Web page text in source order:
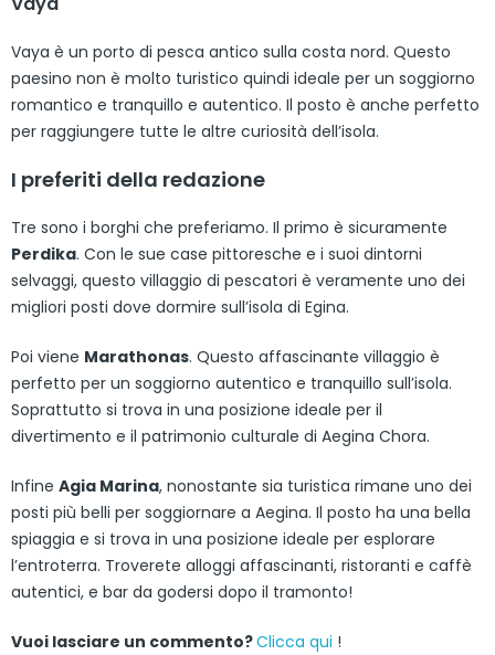
Vaya è un porto di pesca antico sulla costa nord. Questo
paesino non è molto turistico quindi ideale per un soggiorno
romantico e tranquillo e autentico. Il posto è anche perfetto
per raggiungere tutte le altre curiosità dell’isola.
I preferiti della redazione
Tre sono i borghi che preferiamo. Il primo è sicuramente
Perdika. Con le sue case pittoresche e i suoi dintorni
selvaggi, questo villaggio di pescatori è veramente uno dei
migliori posti dove dormire sull’isola di Egina.
Poi viene Marathonas. Questo affascinante villaggio è
perfetto per un soggiorno autentico e tranquillo sull’isola.
Soprattutto si trova in una posizione ideale per il
divertimento e il patrimonio culturale di Aegina Chora.
Infine Agia Marina, nonostante sia turistica rimane uno dei
posti più belli per soggiornare a Aegina. Il posto ha una bella
spiaggia e si trova in una posizione ideale per esplorare
l’entroterra. Troverete alloggi affascinanti, ristoranti e caffè
autentici, e bar da godersi dopo il tramonto!
Vuoi lasciare un commento?Clicca qui !